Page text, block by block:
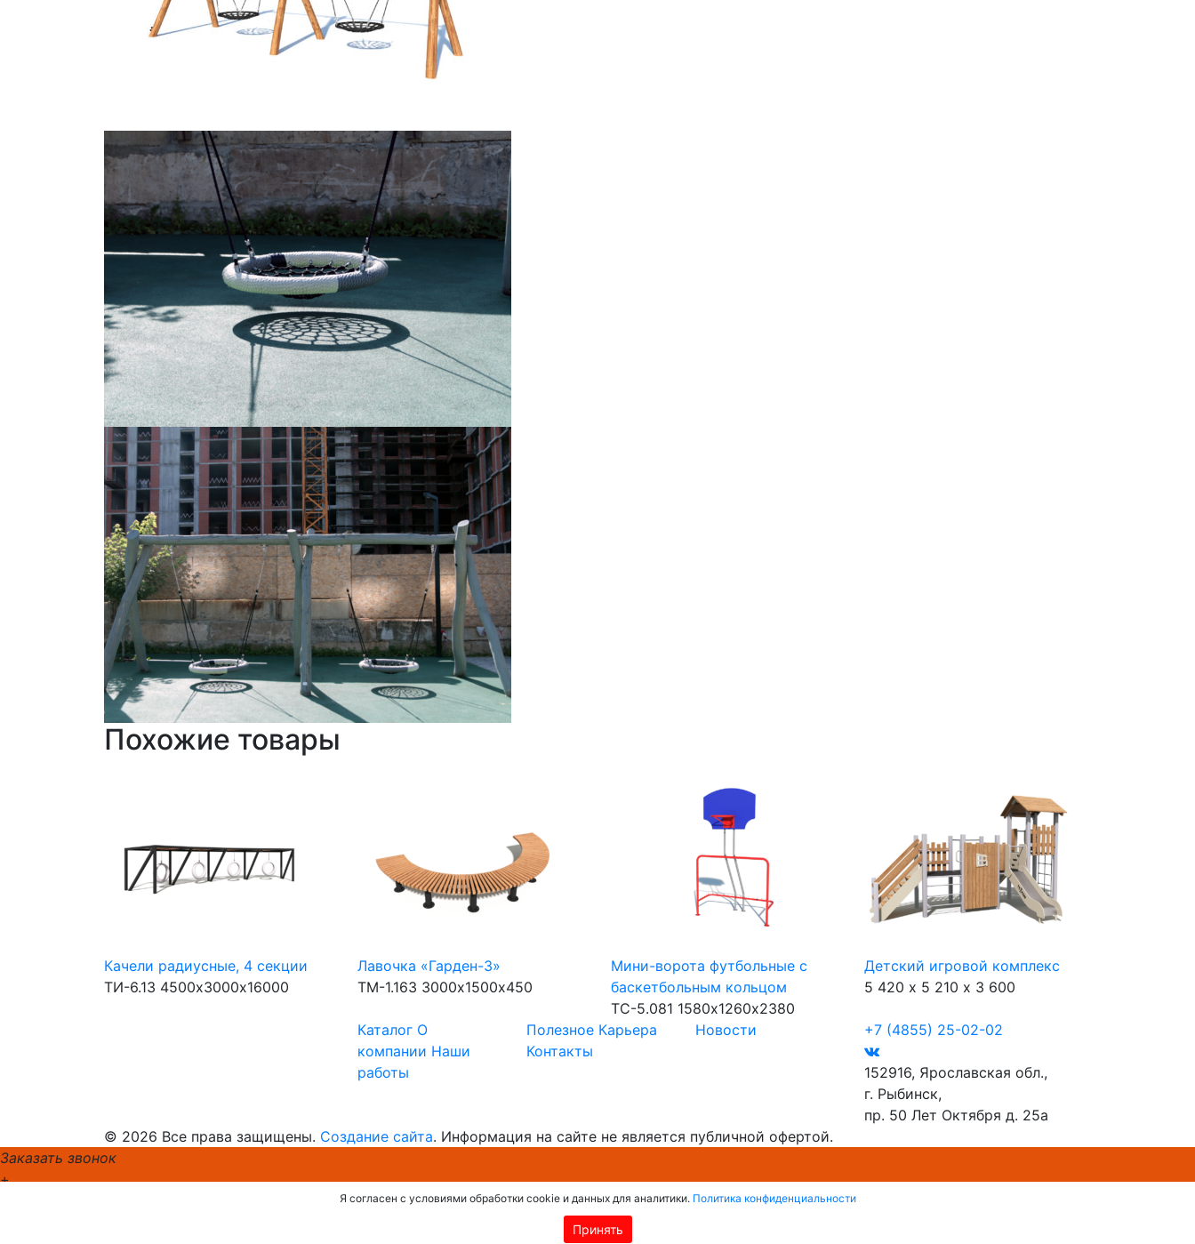
Я согласен с условиями обработки cookie и данных для аналитики. Политика конфиденциальности
Принять
Похожие товары
Качели радиусные, 4 секции
ТИ-6.13 4500х3000х16000
Лавочка «Гарден-3»
ТМ-1.163 3000х1500х450
Мини-ворота футбольные с
баскетбольным кольцом
ТС-5.081 1580х1260х2380
Детский игровой комплекс
5 420 х 5 210 х 3 600
Каталог О
компании Наши
работы
Полезное Карьера
Контакты
Новости +7 (4855) 25-02-02
152916, Ярославская обл.,
г. Рыбинск,
пр. 50 Лет Октября д. 25а
© 2026 Все права защищены. Создание сайта. Информация на сайте не является публичной офертой.
Заказать звонок
+
Жду звонка!